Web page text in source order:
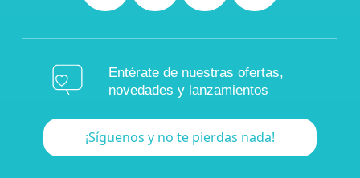
Entérate de nuestras ofertas,
novedades y lanzamientos
¡Síguenos y no te pierdas nada!